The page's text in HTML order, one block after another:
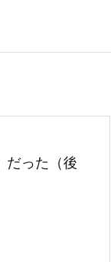
だった（後